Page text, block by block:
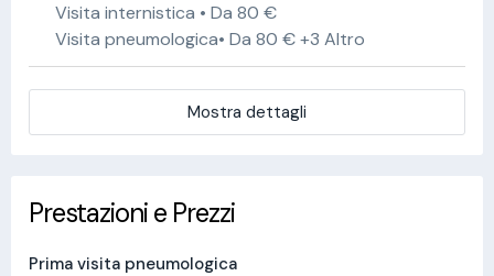
Visita internistica • Da 80 €
Visita pneumologica• Da 80 € +3 Altro
Mostra dettagli
Prestazioni e Prezzi
Prima visita pneumologica